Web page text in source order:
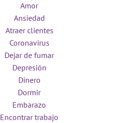
Amor
Ansiedad
Atraer clientes
Coronavirus
Dejar de fumar
Depresión
Dinero
Dormir
Embarazo
Encontrar trabajo